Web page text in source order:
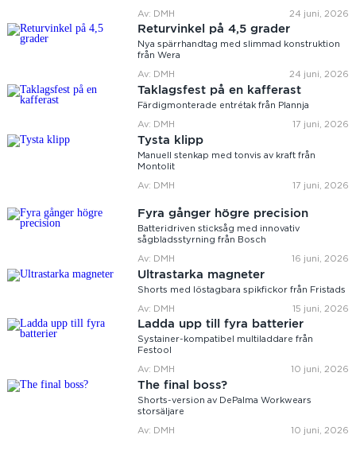
Av: DMH 24 juni, 2026
Returvinkel på 4,5 grader
Nya spärrhandtag med slimmad konstruktion
från Wera
Av: DMH 24 juni, 2026
Taklagsfest på en kafferast
Färdigmonterade entrétak från Plannja
Av: DMH 17 juni, 2026
Tysta klipp
Manuell stenkap med tonvis av kraft från
Montolit
Av: DMH 17 juni, 2026
Fyra gånger högre precision
Batteridriven sticksåg med innovativ
sågbladsstyrning från Bosch
Av: DMH 16 juni, 2026
Ultrastarka magneter
Shorts med löstagbara spikfickor från Fristads
Av: DMH 15 juni, 2026
Ladda upp till fyra batterier
Systainer-kompatibel multiladdare från
Festool
Av: DMH 10 juni, 2026
The final boss?
Shorts-version av DePalma Workwears
storsäljare
Av: DMH 10 juni, 2026